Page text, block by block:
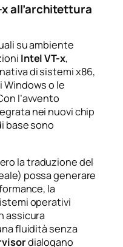
all’architettura
su ambiente
Intel VT-x,
di sistemi x86,
Windows o le
l’avvento
nei nuovi chip
base sono
la traduzione del
possa generare
la
operativi
assicura
fluidità senza
dialogano